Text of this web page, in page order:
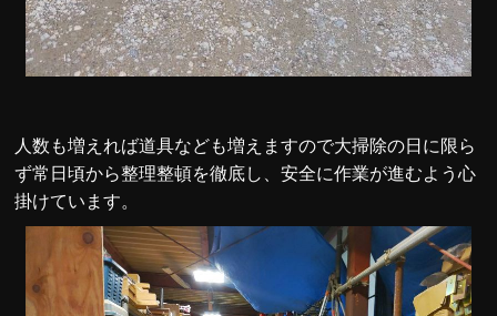
人数も増えれば道具なども増えますので大掃除の日に限ら
ず常日頃から整理整頓を徹底し、安全に作業が進むよう心
掛けています。